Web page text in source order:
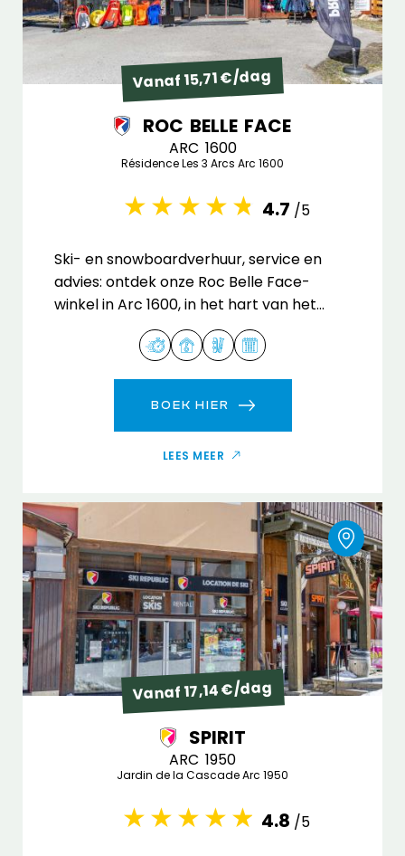
Vanaf 15,71 €/dag
ROC BELLE FACE
ARC 1600
Résidence Les 3 Arcs Arc 1600
4.7 /5
Ski- en snowboardverhuur, service en
advies: ontdek onze Roc Belle Face-
winkel in Arc 1600, in het hart van het
skigebied Paradiski.
BOEK HIER
LEES MEER
Vanaf 17,14 €/dag
SPIRIT
ARC 1950
Jardin de la Cascade Arc 1950
4.8 /5